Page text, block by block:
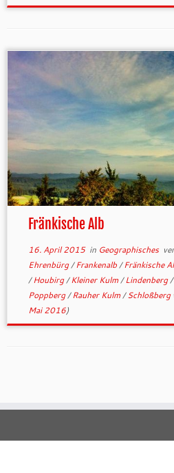
Fränkische Alb
16. April 2015in Geographisches
Ehrenbürg/Frankenalb/Fränkische
/Houbirg/Kleiner Kulm/Lindenberg/
Poppberg/Rauher Kulm/Schloßberg
Mai 2016)